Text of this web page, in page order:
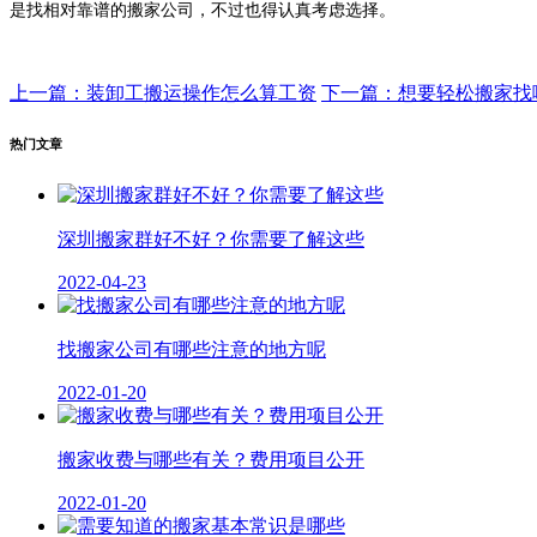
是找相对靠谱的搬家公司，不过也得认真考虑选择。
上一篇：装卸工搬运操作怎么算工资 下一篇：想要轻松搬家
热门文章
深圳搬家群好不好？你需要了解这些
2022-04-23
找搬家公司有哪些注意的地方呢
2022-01-20
搬家收费与哪些有关？费用项目公开
2022-01-20